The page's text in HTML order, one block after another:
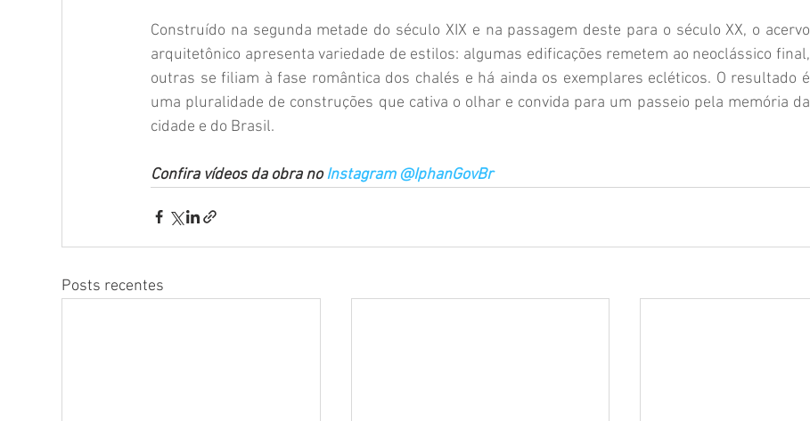
Construído na segunda metade do século XIX e na passagem deste para o século XX, o acervo
arquitetônico apresenta variedade de estilos: algumas edificações remetem ao neoclássico final,
outras se filiam à fase romântica dos chalés e há ainda os exemplares ecléticos. O resultado é
uma pluralidade de construções que cativa o olhar e convida para um passeio pela memória da
cidade e do Brasil.
Confira vídeos da obra no Instagram @IphanGovBr
Posts recentes